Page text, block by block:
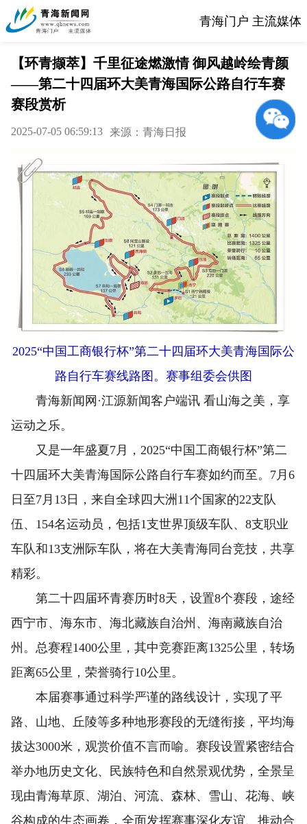
青海门户 主流媒体
【环青撷萃】千里征途燃激情 御风越岭绘青颜
——第二十四届环大美青海国际公路自行车赛
赛段赏析
2025-07-05 06:59:13 来源：青海日报
2025“中国工商银行杯”第二十四届环大美青海国际公
路自行车赛线路图。赛事组委会供图
青海新闻网·江源新闻客户端讯 看山海之美，享
运动之乐。
又是一年盛夏7月，2025“中国工商银行杯”第二
十四届环大美青海国际公路自行车赛如约而至。7月6
日至7月13日，来自全球四大洲11个国家的22支队
伍、154名运动员，包括1支世界顶级车队、8支职业
车队和13支洲际车队，将在大美青海同台竞技，共享
精彩。
第二十四届环青赛历时8天，设置8个赛段，途经
西宁市、海东市、海北藏族自治州、海南藏族自治
州。总赛程1400公里，其中竞赛距离1325公里，转场
距离65公里，荣誉骑行10公里。
本届赛事通过科学严谨的路线设计，实现了平
路、山地、丘陵等多种地形赛段的无缝衔接，平均海
拔达3000米，观赏价值不言而喻。赛段设置紧密结合
举办地历史文化、民族特色和自然景观优势，全景呈
现由青海草原、湖泊、河流、森林、雪山、花海、峡
谷构成的生态画卷，全面发挥赛事深化友谊、推动合